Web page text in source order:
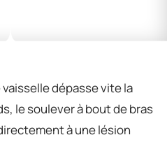
dépasse vite la
le soulever à bout de bras
à une lésion